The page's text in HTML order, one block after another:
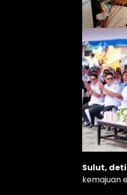
Sulut,
kemajuan